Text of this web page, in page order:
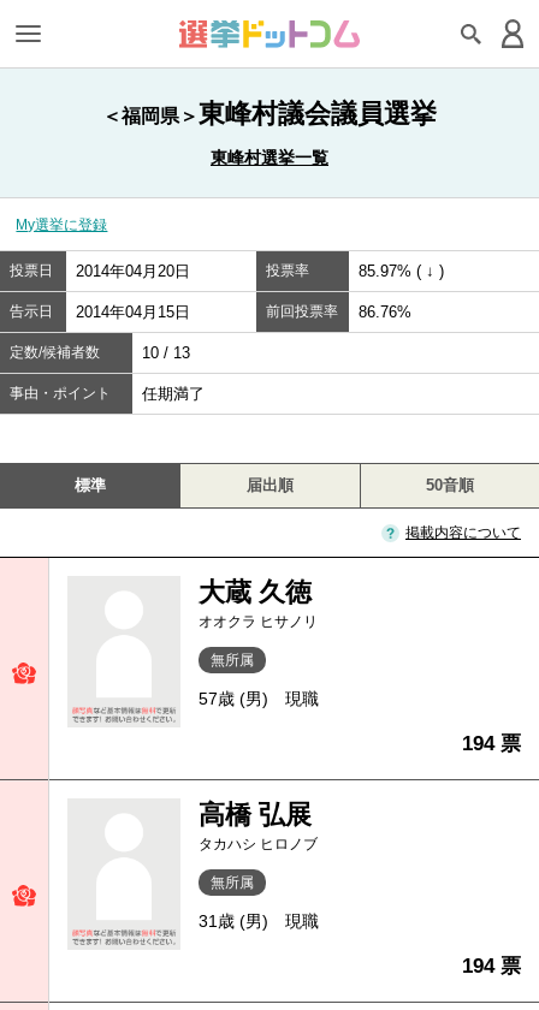
＜福岡県＞東峰村議会議員選挙
東峰村選挙一覧
My選挙に登録
投票日 2014年04月20日 投票率 85.97% ( ↓ )
告示日 2014年04月15日 前回投票率 86.76%
定数/候補者数 10 / 13
事由・ポイント 任期満了
標準 届出順 50音順
掲載内容について
大蔵 久徳
オオクラ ヒサノリ
無所属
57歳 (男) 現職
194 票
高橋 弘展
タカハシ ヒロノブ
無所属
31歳 (男) 現職
194 票